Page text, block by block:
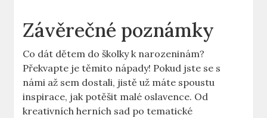
Závěrečné poznámky
Co ​dát dětem do školky ‌k narozeninám?
Překvapte je ‌těmito nápady! Pokud jste se s
námi⁢ až sem dostali, jistě už ‌máte spoustu
inspirace, jak‍ potěšit malé oslavence. Od
kreativních herních‍ sad po tematické